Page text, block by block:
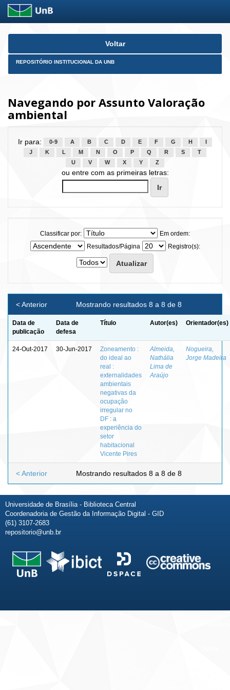
Skip
Voltar
REPOSITÓRIO INSTITUCIONAL DA UNB
Navegando por Assunto Valoração
ambiental
Ir para: 0-9 A B C D E F G H
J
K L M N O P Q R S
T
U
V W X Y Z
ou entre com as primeiras letras:
Classificar por:
Em ordem:
Resultados/Página
Registro(s):
Mostrando resultados 8 a 8 de 8
< Anterior
Data de
publicação
Data de
defesa
Título Autor(es) Orientador(es)
24-Out-2017 30-Jun-2017
Zoneamento :
do ideal ao
real :
externalidades
ambientais
negativas da
ocupação
irregular no
DF : a
experiência do
setor
habitacional
Vicente Pires
Almeida,
Nathália
Lima de
Araújo
Nogueira,
Jorge Madeira
Mostrando resultados 8 a 8 de 8
< Anterior
Universidade de Brasília - Biblioteca Central
Coordenadoria de Gestão da Informação Digital - GID
(61) 3107-2683
repositorio@unb.br